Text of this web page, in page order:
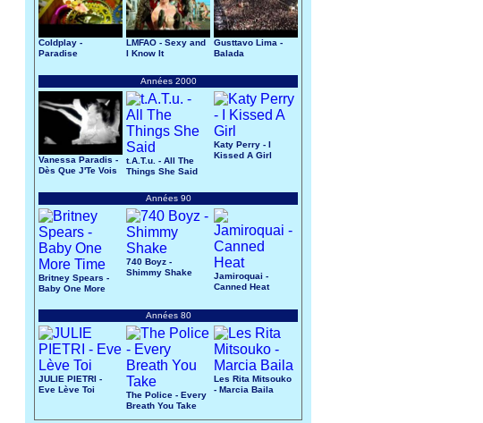
Coldplay -
Paradise
LMFAO - Sexy and
I Know It
Gusttavo Lima -
Balada
Années 2000
Vanessa Paradis -
Dès Que J'Te Vois
t.A.T.u. - All The
Things She Said
Katy Perry - I
Kissed A Girl
Années 90
Britney Spears -
Baby One More
740 Boyz -
Shimmy Shake
Jamiroquai -
Canned Heat
Années 80
JULIE PIETRI -
Eve Lève Toi
The Police - Every
Breath You Take
Les Rita Mitsouko
- Marcia Baila